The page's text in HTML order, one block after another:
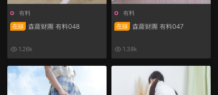
有料
在線
森蘿财團 有料048
1.26k
有料
在線
森蘿财團 有料047
1.38k